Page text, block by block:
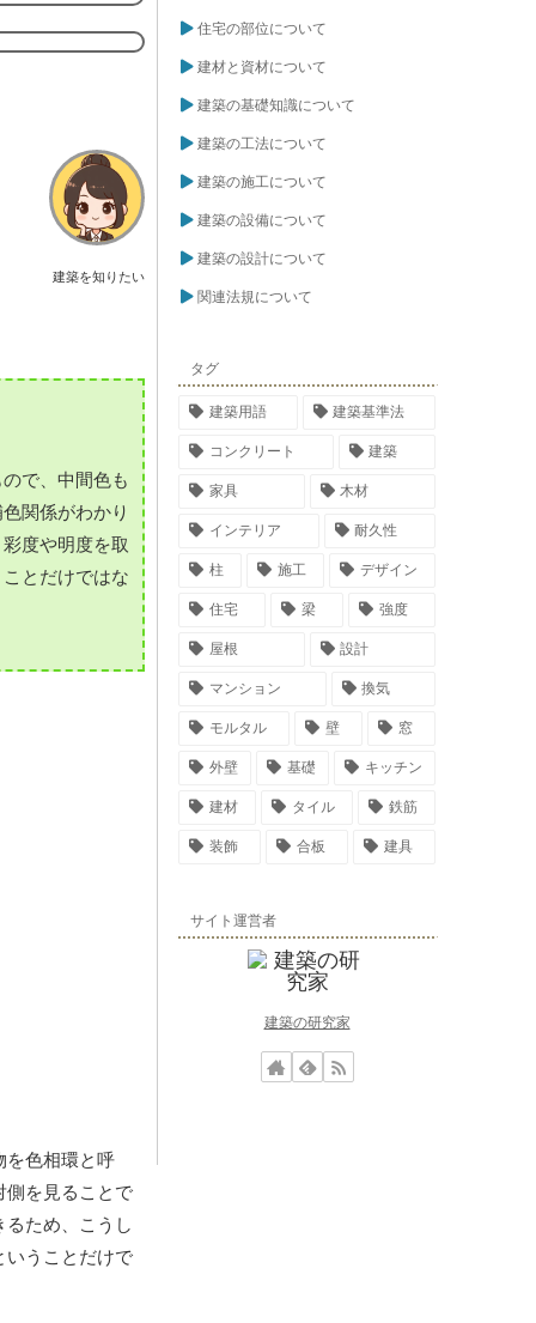
建築を知りたい
で、中間色も
関係がわかり
度や明度を取
とだけではな
を色相環と呼
側を見ることで
ため、こうし
いうことだけで
住宅の部位について
建材と資材について
建築の基礎知識について
建築の工法について
建築の施工について
建築の設備について
建築の設計について
関連法規について
タグ
建築用語 建築基準法
コンクリート 建築
家具 木材
インテリア 耐久性
柱 施工 デザイン
住宅 梁 強度
屋根 設計
マンション 換気
モルタル 壁 窓
外壁 基礎 キッチン
建材 タイル 鉄筋
装飾 合板 建具
サイト運営者
建築の研究家